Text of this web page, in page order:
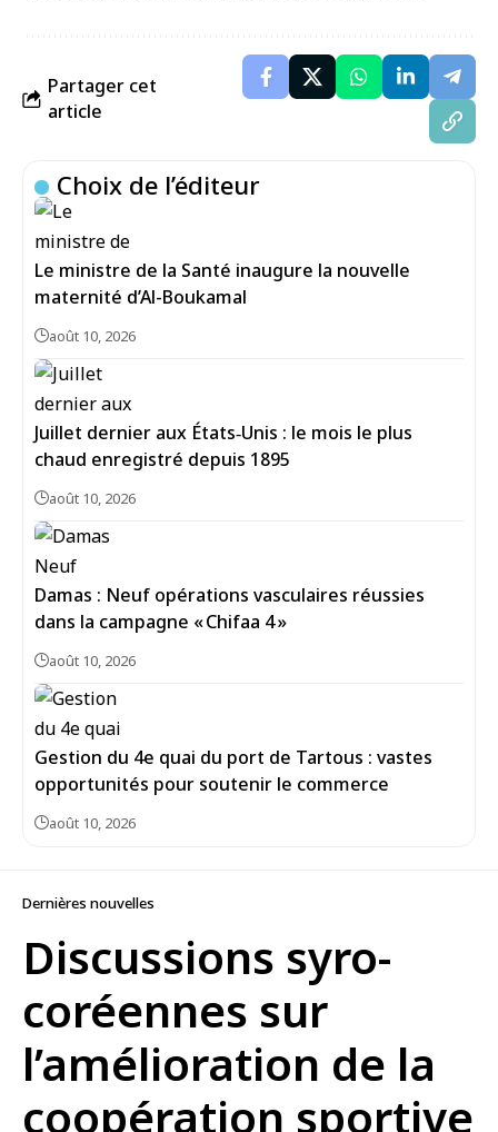
Partager cet
article
Choix de l’éditeur
Le ministre de la Santé inaugure la nouvelle
maternité d’Al-Boukamal
août 10, 2026
Juillet dernier aux États‑Unis : le mois le plus
chaud enregistré depuis 1895
août 10, 2026
Damas : Neuf opérations vasculaires réussies
dans la campagne « Chifaa 4 »
août 10, 2026
Gestion du 4e quai du port de Tartous : vastes
opportunités pour soutenir le commerce
août 10, 2026
Dernières nouvelles
Discussions syro-
coréennes sur
l’amélioration de la
coopération sportive